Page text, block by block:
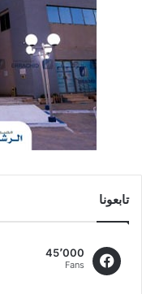
تابعونا
45٬000
Fans